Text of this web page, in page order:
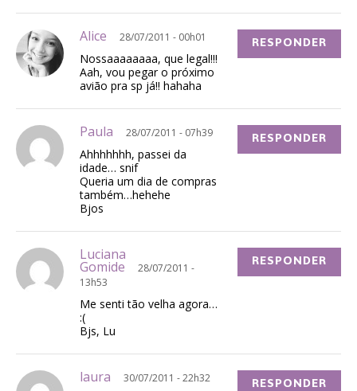
Alice 28/07/2011 - 00h01
Nossaaaaaaaa, que legal!!!
Aah, vou pegar o próximo
avião pra sp já!! hahaha
RESPONDER
Paula 28/07/2011 - 07h39
Ahhhhhhh, passei da
idade… snif
Queria um dia de compras
também…hehehe
Bjos
RESPONDER
Luciana
Gomide
28/07/2011 -
13h53
Me senti tão velha agora…
:(
Bjs, Lu
RESPONDER
laura 30/07/2011 - 22h32 RESPONDER